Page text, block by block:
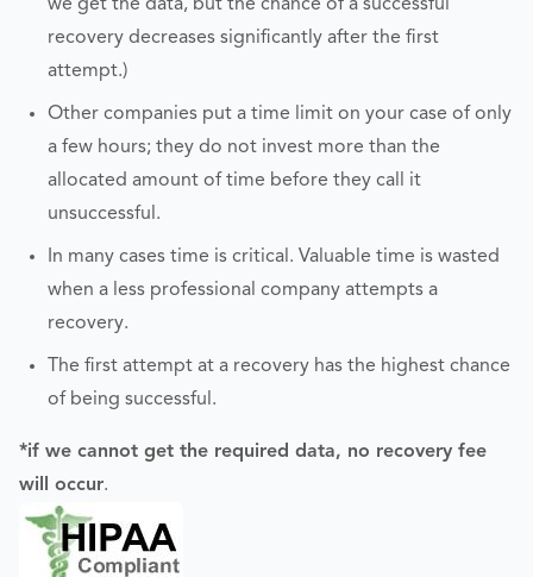
we get the data, but the chance of a successful
recovery decreases significantly after the first
attempt.)
Other companies put a time limit on your case of only
a few hours; they do not invest more than the
allocated amount of time before they call it
unsuccessful.
In many cases time is critical. Valuable time is wasted
when a less professional company attempts a
recovery.
The first attempt at a recovery has the highest chance
of being successful.
*if we cannot get the required data, no recovery fee
will occur.